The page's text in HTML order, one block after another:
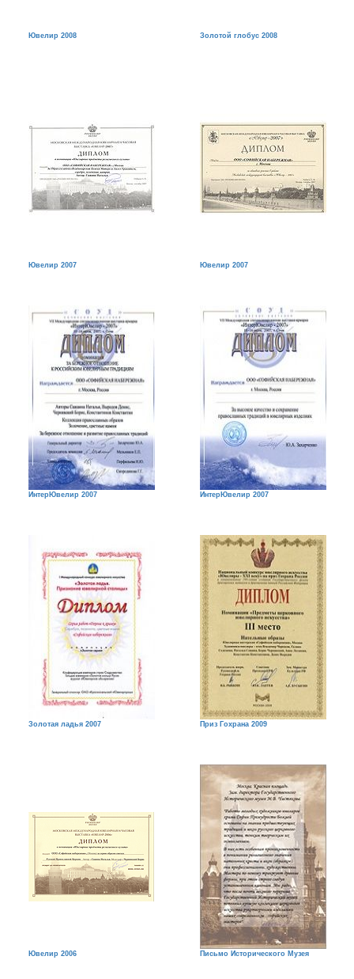
Ювелир 2008 Золотой глобус 2008
Ювелир 2007 Ювелир 2007
ИнтерЮвелир 2007 ИнтерЮвелир 2007
Золотая ладья 2007 Приз Гохрана 2009
Ювелир 2006 Письмо Исторического Музея